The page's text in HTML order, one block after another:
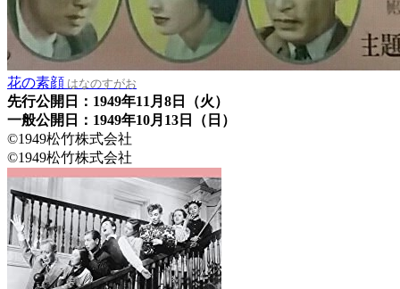
花の素顔 はなのすがお
先行公開日：1949年11月8日（火）
一般公開日：1949年10月13日（日）
©1949松竹株式会社
©1949松竹株式会社